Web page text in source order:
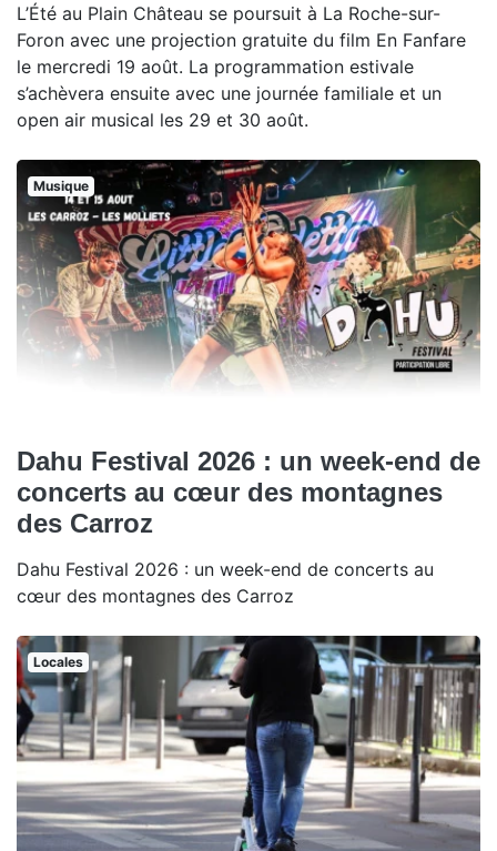
L’Été au Plain Château se poursuit à La Roche-sur-
Foron avec une projection gratuite du film En Fanfare
le mercredi 19 août. La programmation estivale
s’achèvera ensuite avec une journée familiale et un
open air musical les 29 et 30 août.
Musique
Dahu Festival 2026 : un week-end de
concerts au cœur des montagnes
des Carroz
Dahu Festival 2026 : un week-end de concerts au
cœur des montagnes des Carroz
Locales